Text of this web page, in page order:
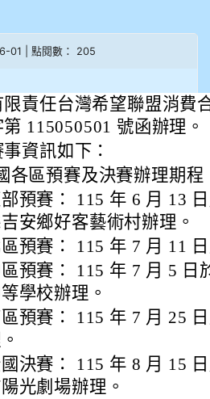
01 | 點閱數： 205
責任台灣希望聯盟消費
115050501 號函辦理。
資訊如下：
各區預賽及決賽辦理期程
預賽： 115 年 6 月 13
安鄉好客藝術村辦理。
預賽： 115 年 7 月 11
預賽： 115 年 7 月 5 日
學校辦理。
預賽： 115 年 7 月 25
決賽： 115 年 8 月 15
光劇場辦理。